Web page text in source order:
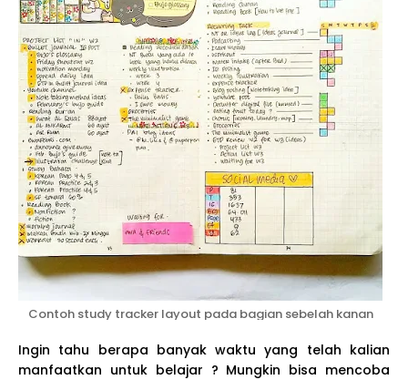
Contoh study tracker layout pada bagian sebelah kanan
Ingin tahu berapa banyak waktu yang telah kalian
manfaatkan untuk belajar ? Mungkin bisa mencoba